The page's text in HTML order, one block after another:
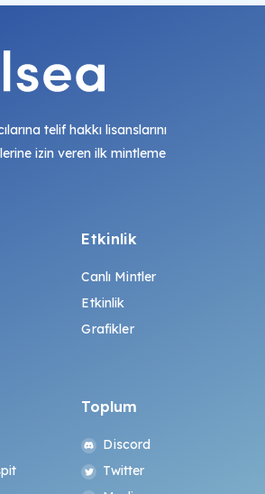
telif hakkı lisanslarını
izin veren ilk mintleme
Etkinlik
Canlı Mintler
Etkinlik
Grafikler
Toplum
Discord
Twitter